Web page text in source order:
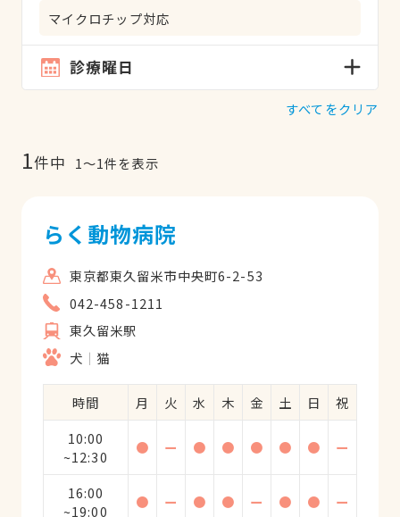
マイクロチップ対応
診療曜日
すべてをクリア
1件中 1〜1件を表示
らく動物病院
東京都東久留米市中央町6-2-53
042-458-1211
東久留米駅
犬
猫
時間 月 火 水 木 金 土 日
祝
10:00
~12:30
● ー ● ● ● ● ● ー
16:00
~19:00
● ー ● ● ー ● ●
ー